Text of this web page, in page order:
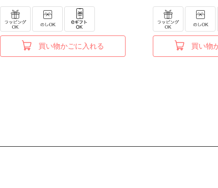
買い物かごに入れる 買い物